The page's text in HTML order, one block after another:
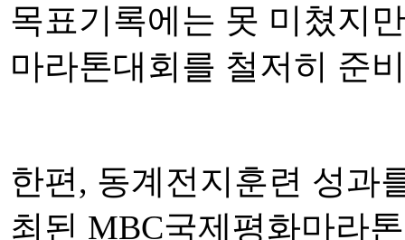
목표기록에는 못 미쳤지
마라톤대회를 철저히 준
한편, 동계전지훈련 성과
최된 MBC국제평화마라